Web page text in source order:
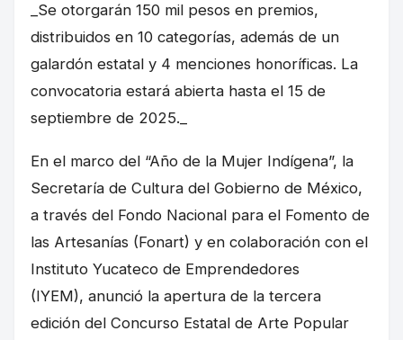
_Se otorgarán 150 mil pesos en premios,
distribuidos en 10 categorías, además de un
galardón estatal y 4 menciones honoríficas. La
convocatoria estará abierta hasta el 15 de
septiembre de 2025._
En el marco del “Año de la Mujer Indígena”, la
Secretaría de Cultura del Gobierno de México,
a través del Fondo Nacional para el Fomento de
las Artesanías (Fonart) y en colaboración con el
Instituto Yucateco de Emprendedores
(IYEM), anunció la apertura de la tercera
edición del Concurso Estatal de Arte Popular